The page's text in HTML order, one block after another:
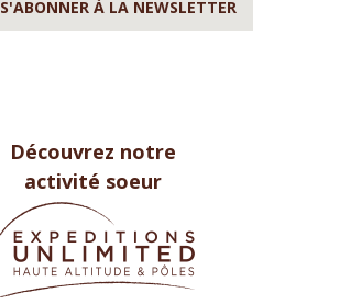
S'ABONNER À LA NEWSLETTER
Découvrez notre
activité soeur